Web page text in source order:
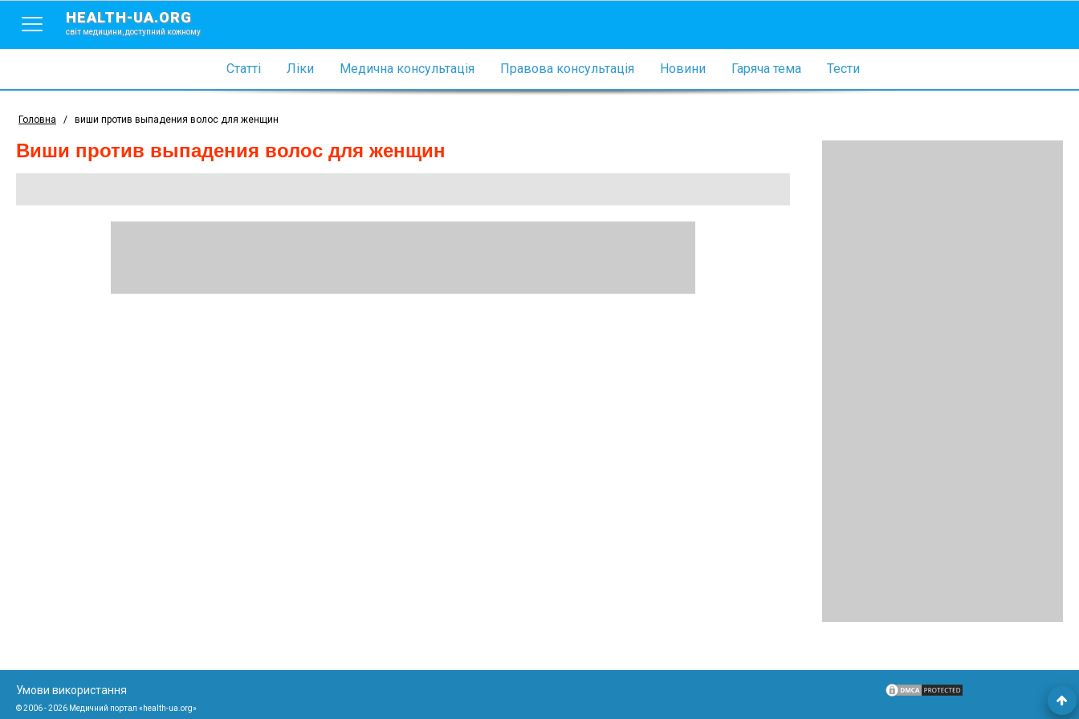
HEALTH-UA.ORG
світ медицини, доступний кожному
Статті Ліки Медична консультація Правова консультація Новини Гаряча тема Тести
Головна / виши против выпадения волос для женщин
виши против выпадения волос для женщин
Умови використання
© 2006 - 2026 Медичний портал «health-ua.org»